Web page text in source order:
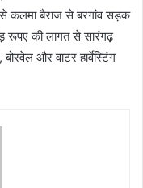
कलमा बैराज से बरगांव सड़क
रूपए की लागत से सारंगढ़
और वाटर हार्वेस्टिंग